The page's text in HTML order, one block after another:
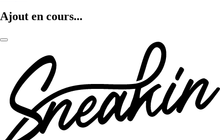
Ajout en cours...